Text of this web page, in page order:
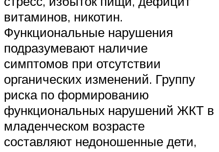
витаминов, никотин.
Функциональные нарушения
подразумевают наличие
симптомов при отсутствии
органических изменений. Группу
риска по формированию
функциональных нарушений ЖКТ в
младенческом возрасте
составляют недоношенные дети,